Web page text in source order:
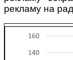
рекламу на